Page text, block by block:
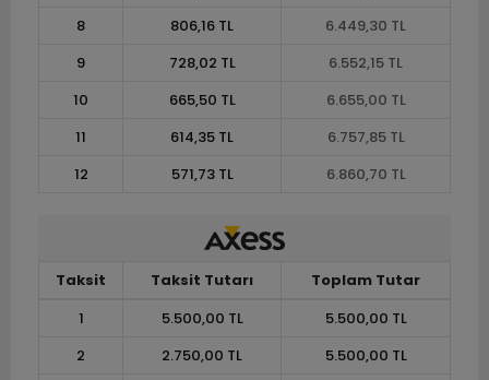
8
806,16 TL
6.449,30 TL
9
728,02 TL
6.552,15 TL
10
665,50 TL
6.655,00 TL
11
614,35 TL
6.757,85 TL
12
571,73 TL 6.860,70 TL
Taksit Taksit Tutarı
Toplam Tutar
1
5.500,00 TL
5.500,00 TL
2
2.750,00 TL
5.500,00 TL